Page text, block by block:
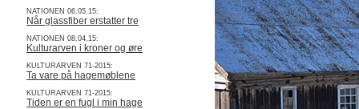
NATIONEN 06.05.15:
Når glassfiber erstatter tre
NATIONEN 08.04.15:
Kulturarven i kroner og øre
KULTURARVEN 71-2015:
Ta vare på hagemøblene
KULTURARVEN 71-2015:
Tiden er en fugl i min hage